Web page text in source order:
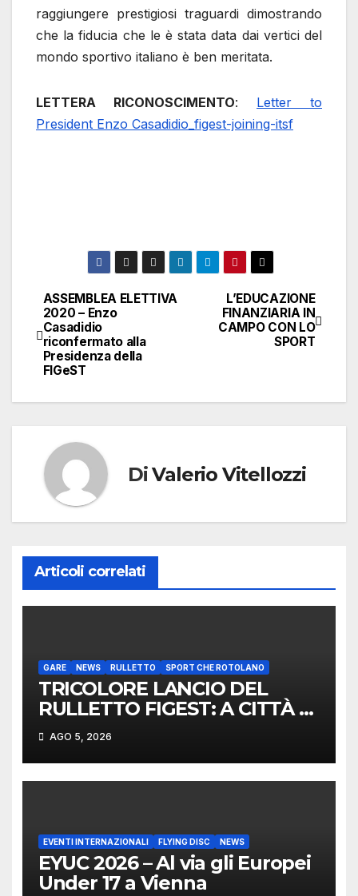
raggiungere prestigiosi traguardi dimostrando
che la fiducia che le è stata data dai vertici del
mondo sportivo italiano è ben meritata.
LETTERA RICONOSCIMENTO: Letter to
President Enzo Casadidio_figest-joining-itsf
Navigazione
articoli
L’EDUCAZIONE
FINANZIARIA IN
CAMPO CON LO
SPORT
ASSEMBLEA ELETTIVA
2020 – Enzo
Casadidio
riconfermato alla
Presidenza della
FIGeST
DiValerio Vitellozzi
Articoli correlati
GARE NEWS RULLETTO SPORT CHE ROTOLANO
TRICOLORE LANCIO DEL
RULLETTO FIGEST: A CITTÀ DI
CASTELLO VINCONO
MARCHIGIANI ED UMBRI
AGO 5, 2026
EVENTI INTERNAZIONALI FLYING DISC NEWS
EYUC 2026 – Al via gli Europei
Under 17 a Vienna